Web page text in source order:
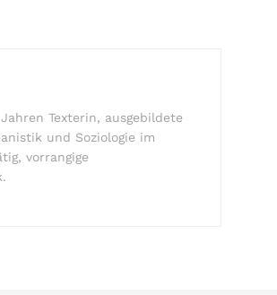
Texterin, ausgebildete
und Soziologie im
vorrangige